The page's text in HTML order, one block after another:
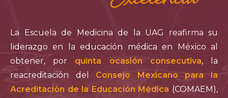
La Escuela de Medicina de la UAG reafirma su
liderazgo en la educación médica en México al
obtener, por
quinta ocasión consecutiva, la
reacreditación del Consejo Mexicano para la
Acreditación de la Educación Médica (COMAEM),